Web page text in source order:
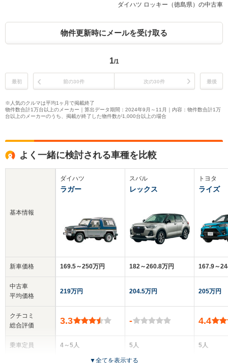
ダイハツ ロッキー（徳島県）の中古車
物件更新時にメールを受け取る
1/1
最初 前の30件 次の30件 最後
※人気のクルマは平均1ヶ月で掲載終了
物件数合計1万台以上のメーカー｜算出データ期間：2024年9月～11月｜内容：物件数合計1万
台以上のメーカーのうち、掲載が終了した物件数が1,000台以上の場合
よく一緒に検討される車種を比較
基本情報
新車価格
中古車
平均価格
クチコミ
総合評価
乗車定員
ダイハツ
ラガー
169.5～250万円
219万円
3.3
4～5人
スバル
レックス
182～260.8万円
204.5万円
-
5人
トヨタ
ライズ
167.9～
205万円
4.4
5人
▼全てを表示する